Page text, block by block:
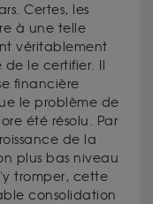
Certes, les
à une telle
véritablement
le certifier. Il
financière
le problème de
été résolu. Par
de la
plus bas niveau
tromper, cette
consolidation